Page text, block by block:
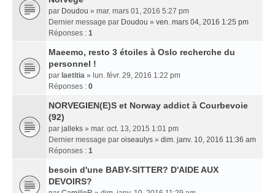
par Doudou » mar. mars 01, 2016 5:27 pm
Dernier message par Doudou » ven. mars 04, 2016 1:25 pm
Réponses : 1
Maeemo, resto 3 étoiles à Oslo recherche du
personnel !
par laetitia » lun. févr. 29, 2016 1:22 pm
Réponses : 0
NORVEGIEN(E)S et Norway addict à Courbevoie
(92)
par jalleks » mar. oct. 13, 2015 1:01 pm
Dernier message par oiseaulys » dim. janv. 10, 2016 11:36 am
Réponses : 1
besoin d'une BABY-SITTER? D'AIDE AUX
DEVOIRS?